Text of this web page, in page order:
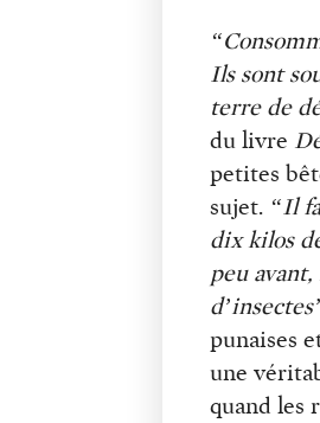
Ils sont
terre de
du livre
petites
sujet. “Il
dix kilos
peu
punaises
une
quand les